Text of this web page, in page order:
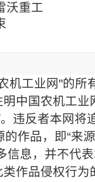
沃重工
机工业网"的所
中国农机工业
违反者本网将
作品，即“来
信息，并不代
作品侵权行为